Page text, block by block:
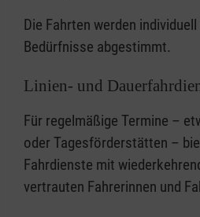
Die Fahrten werden
Bedürfnisse abgestimmt.
Linien- und
Für regelmäßige Termine –
oder Tagesförderstätten –
Fahrdienste mit
vertrauten Fahrerinnen und